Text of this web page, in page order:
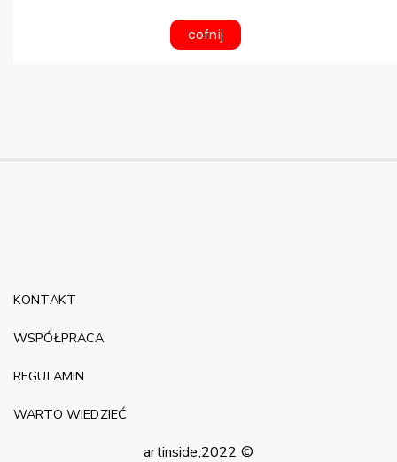
cofnij
artinside,2022 ©
KONTAKT
WSPÓŁPRACA
REGULAMIN
WARTO WIEDZIEĆ